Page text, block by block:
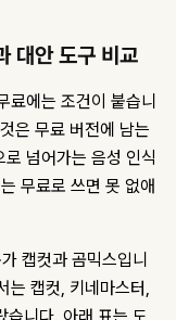
대안 도구 비교
료에는 조건이 붙습니
은 무료 버전에 남는
넘어가는 음성 인식
무료로 쓰면 못 없애
캡컷과 곰믹스입니
는 캡컷, 키네마스터,